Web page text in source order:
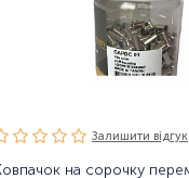
Залишити вiдгук